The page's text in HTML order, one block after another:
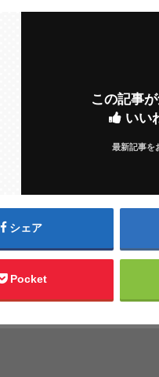
この記事
いい
最新記事を
シェア
Pocket